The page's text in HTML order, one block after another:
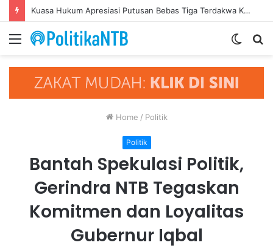
Kuasa Hukum Apresiasi Putusan Bebas Tiga Terdakwa Kasus Gratifikasi DPRD NTB, Ajak Semua Pihak Hormati Supremasi Hukum
Menu
Switch
Home / Politik
Politik
Bantah Spekulasi Politik,
Gerindra NTB Tegaskan
Komitmen dan Loyalitas
Gubernur Iqbal